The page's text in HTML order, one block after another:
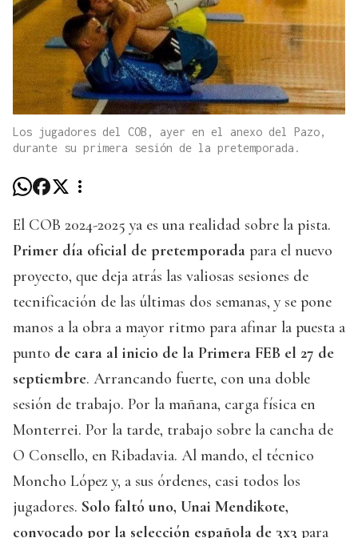
Los jugadores del COB, ayer en el anexo del Pazo,
durante su primera sesión de la pretemporada.
El COB 2024-2025 ya es una realidad sobre la pista.
Primer día oficial de pretemporada para el nuevo
proyecto, que deja atrás las valiosas sesiones de
tecnificación de las últimas dos semanas, y se pone
manos a la obra a mayor ritmo para afinar la puesta a
punto de cara al inicio de la Primera FEB el 27 de
septiembre. Arrancando fuerte, con una doble
sesión de trabajo. Por la mañana, carga física en
Monterrei. Por la tarde, trabajo sobre la cancha de
O Consello, en Ribadavia. Al mando, el técnico
Moncho López y, a sus órdenes, casi todos los
jugadores. Solo faltó uno, Unai Mendikote,
convocado por la selección española de 3x3 para